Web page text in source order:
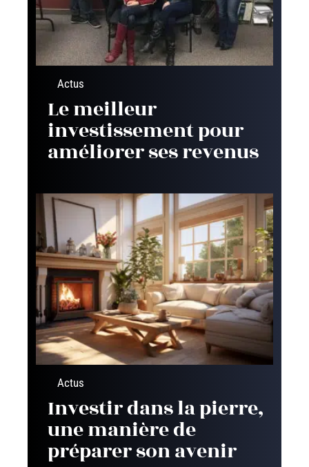
Actus
Le meilleur
investissement pour
améliorer ses revenus
Actus
Investir dans la pierre,
une manière de
préparer son avenir